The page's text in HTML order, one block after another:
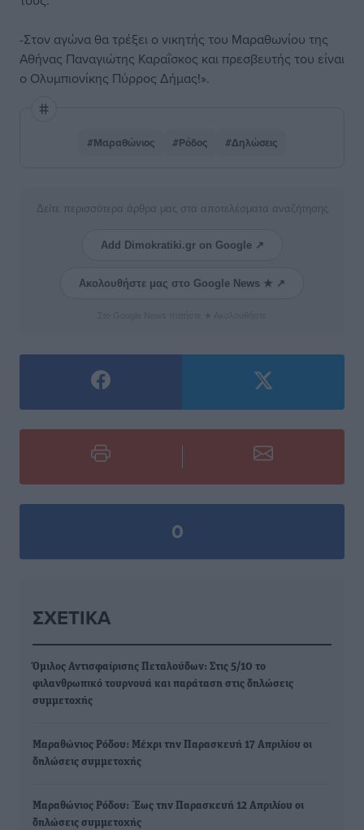
-Στον αγώνα θα τρέξει ο νικητής του Μαραθωνίου της
Αθήνας Παναγιώτης Καραΐσκος και πρεσβευτής του είναι
ο Ολυμπιονίκης Πύρρος Δήμας!».
#Μαραθώνιος #Ρόδος #Δηλώσεις
Δείτε περισσότερα άρθρα μας στα αποτελέσματα αναζήτησης
Add Dimokratiki.gr on Google ↗
Ακολουθήστε μας στο Google News ★ ↗
0
ΣΧΕΤΙΚΆ
Όμιλος Αντισφαίρισης Πεταλούδων: Στις 5/10 το
φιλανθρωπικό τουρνουά και παράταση στις δηλώσεις
συμμετοχής
Μαραθώνιος Ρόδου: Μέχρι την Παρασκευή 17 Απριλίου οι
δηλώσεις συμμετοχής
Μαραθώνιος Ρόδου: Έως την Παρασκευή 12 Απριλίου οι
δηλώσεις συμμετοχής